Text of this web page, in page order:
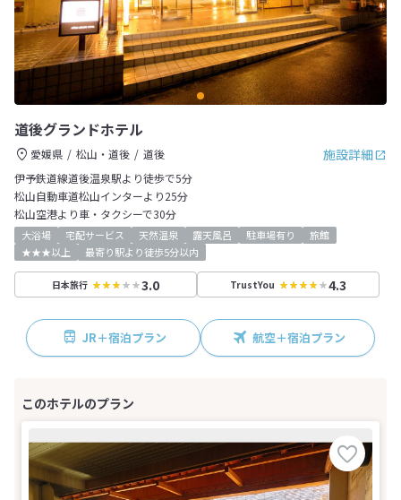
道後グランドホテル
施設詳細
愛媛県 松山・道後
道後
伊予鉄道線道後温泉駅より徒歩で5分
松山自動車道松山インターより25分
松山空港より車・タクシーで30分
大浴場 宅配サービス 天然温泉 露天風呂 駐車場有り
旅館
★★★以上
最寄り駅より徒歩5分以内
日本旅行 3.0 TrustYou 4.3
JR＋宿泊プラン 航空＋宿泊プラン